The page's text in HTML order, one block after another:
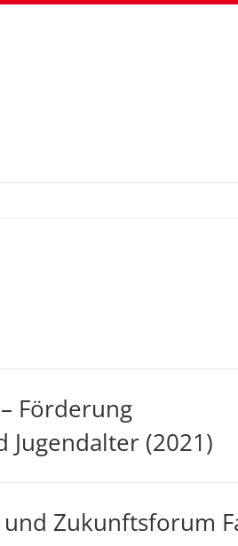
Förderung
(2021)
Zukunftsforum